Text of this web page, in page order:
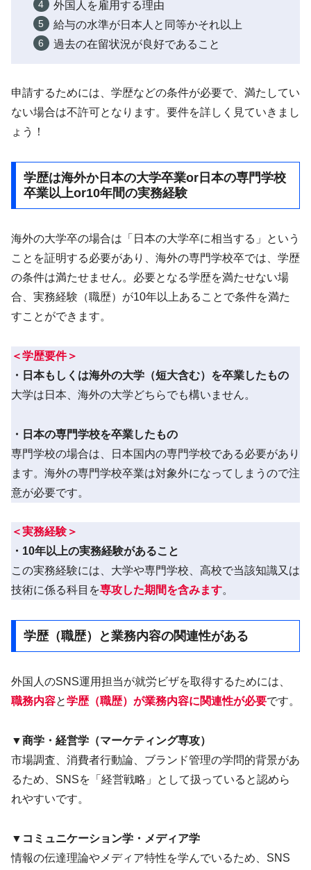
外国人を雇用する理由
給与の水準が日本人と同等かそれ以上
過去の在留状況が良好であること
申請するためには、学歴などの条件が必要で、満たしてい
ない場合は不許可となります。要件を詳しく見ていきまし
ょう！
学歴は海外か日本の大学卒業or日本の専門学校
卒業以上or10年間の実務経験
海外の大学卒の場合は「日本の大学卒に相当する」という
ことを証明する必要があり、海外の専門学校卒では、学歴
の条件は満たせません。必要となる学歴を満たせない場
合、実務経験（職歴）が10年以上あることで条件を満た
すことができます。
＜学歴要件＞
・日本もしくは海外の大学（短大含む）を卒業したもの
大学は日本、海外の大学どちらでも構いません。
・日本の専門学校を卒業したもの
専門学校の場合は、日本国内の専門学校である必要があり
ます。海外の専門学校卒業は対象外になってしまうので注
意が必要です。
＜実務経験＞
・10年以上の実務経験があること
この実務経験には、大学や専門学校、高校で当該知識又は
技術に係る科目を専攻した期間を含みます。
学歴（職歴）と業務内容の関連性がある
外国人のSNS運用担当が就労ビザを取得するためには、
職務内容と学歴（職歴）が業務内容に関連性が必要です。
▼商学・経営学（マーケティング専攻）
市場調査、消費者行動論、ブランド管理の学問的背景があ
るため、SNSを「経営戦略」として扱っていると認めら
れやすいです。
▼コミュニケーション学・メディア学
情報の伝達理論やメディア特性を学んでいるため、SNS